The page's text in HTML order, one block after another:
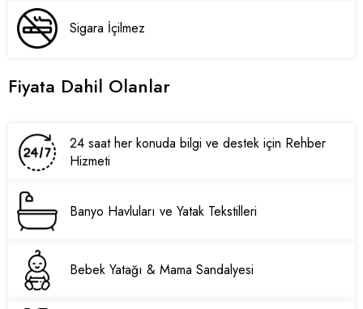
Sigara İçilmez
Fiyata Dahil Olanlar
24 saat her konuda bilgi ve destek için Rehber
Hizmeti
Banyo Havluları ve Yatak Tekstilleri
Bebek Yatağı & Mama Sandalyesi